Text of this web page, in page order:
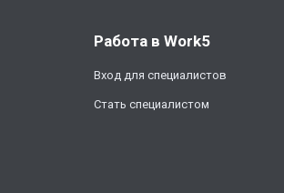
Работа в Work5
Вход для специалистов
Стать специалистом